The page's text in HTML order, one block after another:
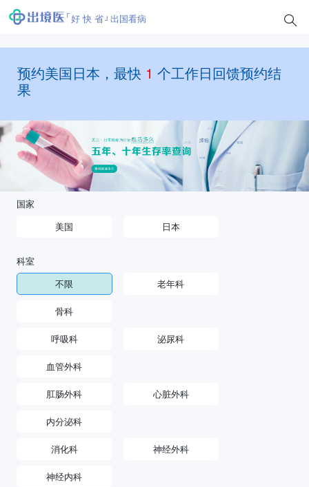
好 快 省 出国看病
预约美国日本，最快 1 个工作日回馈预约结
果
国家
美国
日本
科室
不限
老年科
骨科
呼吸科 泌尿科
血管外科
肛肠外科 心脏外科
内分泌科
消化科 神经外科
神经内科